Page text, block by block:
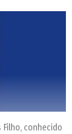
Ferroviária)
conhecido